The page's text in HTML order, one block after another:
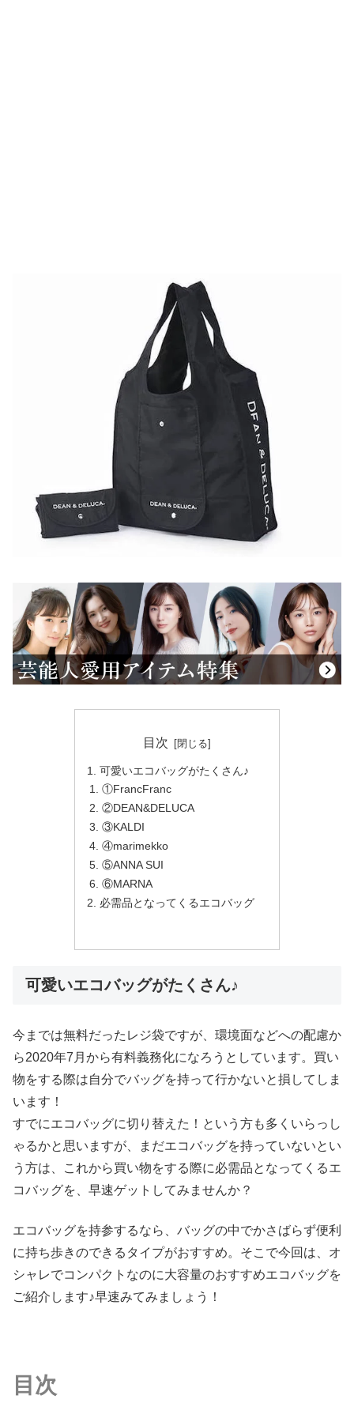
目次
可愛いエコバッグがたくさん♪
①FrancFranc
②DEAN&DELUCA
③KALDI
④marimekko
⑤ANNA SUI
⑥MARNA
必需品となってくるエコバッグ
可愛いエコバッグがたくさん♪
今までは無料だったレジ袋ですが、環境面などへの配慮か
ら2020年7月から有料義務化になろうとしています。買い
物をする際は自分でバッグを持って行かないと損してしま
います！
すでにエコバッグに切り替えた！という方も多くいらっし
ゃるかと思いますが、まだエコバッグを持っていないとい
う方は、これから買い物をする際に必需品となってくるエ
コバッグを、早速ゲットしてみませんか？
エコバッグを持参するなら、バッグの中でかさばらず便利
に持ち歩きのできるタイプがおすすめ。そこで今回は、オ
シャレでコンパクトなのに大容量のおすすめエコバッグを
ご紹介します♪早速みてみましょう！
目次